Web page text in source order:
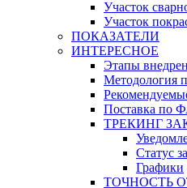
Участок
Участок
ПОКАЗАТЕЛИ
ИНТЕРЕСНОЕ
Этапы
Методология
Поставка по
ТРЕКИНГ
Статус
Графики
ТОЧНОСТЬ